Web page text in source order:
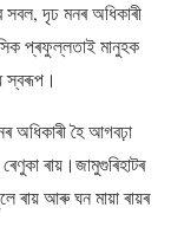
সবল, দৃঢ মনৰ অধিকাৰী
প্ৰফুল্লতাই মানুহক
স্বৰূপ।
অধিকাৰী হৈ আগবঢ়া
ৰায়।জামুগুৰিহাটৰ
ৰায় আৰু ঘন মায়া ৰায়ৰ